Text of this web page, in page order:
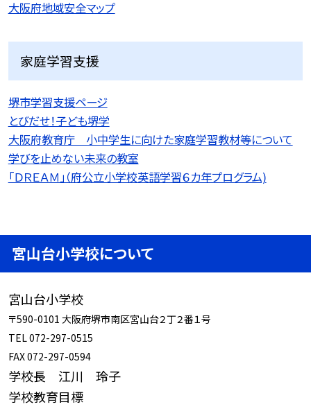
大阪府地域安全マップ
家庭学習支援
堺市学習支援ページ
とびだせ！子ども堺学
大阪府教育庁 小中学生に向けた家庭学習教材等について
学びを止めない未来の教室
「ＤＲＥＡＭ」（府公立小学校英語学習６カ年プログラム)
宮山台小学校について
宮山台小学校
〒590-0101 大阪府堺市南区宮山台２丁２番１号
TEL 072-297-0515
FAX 072-297-0594
学校長 江川 玲子
学校教育目標